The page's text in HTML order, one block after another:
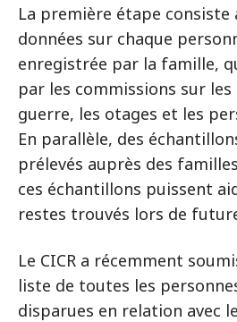
La première étape consiste
données sur chaque
enregistrée par la famille,
par les commissions sur
guerre, les otages et les
En parallèle, des
prélevés auprès des
ces échantillons puissent
restes trouvés lors de
Le CICR a récemment
liste de toutes les
disparues en relation avec